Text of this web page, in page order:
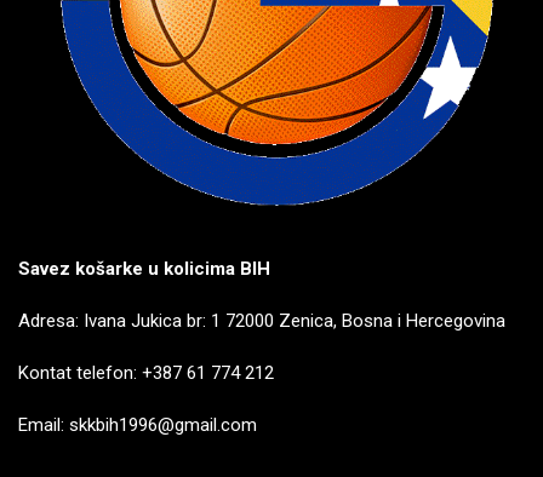
Savez košarke u kolicima BIH
Adresa: Ivana Jukica br: 1 72000 Zenica, Bosna i Hercegovina
Kontat telefon: +387 61 774 212
Email: skkbih1996@gmail.com